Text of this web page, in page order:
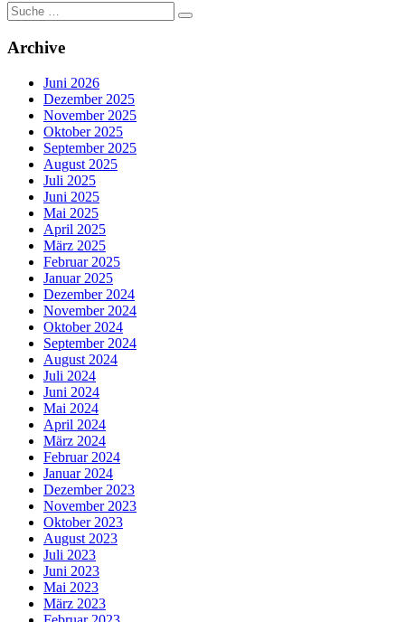
Suche
nach:
Archive
Juni 2026
Dezember 2025
November 2025
Oktober 2025
September 2025
August 2025
Juli 2025
Juni 2025
Mai 2025
April 2025
März 2025
Februar 2025
Januar 2025
Dezember 2024
November 2024
Oktober 2024
September 2024
August 2024
Juli 2024
Juni 2024
Mai 2024
April 2024
März 2024
Februar 2024
Januar 2024
Dezember 2023
November 2023
Oktober 2023
August 2023
Juli 2023
Juni 2023
Mai 2023
März 2023